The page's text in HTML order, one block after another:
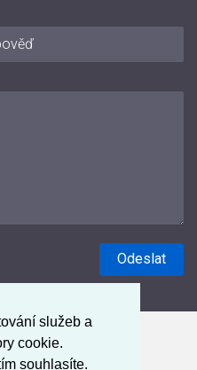
služeb a
cookie.
souhlasíte.